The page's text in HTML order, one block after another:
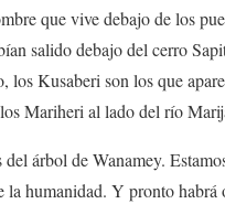
que vive debajo de los
salido debajo del cerro
los Kusaberi son los que
Mariheri al lado del río
árbol de Wanamey.
la humanidad. Y pronto habrá